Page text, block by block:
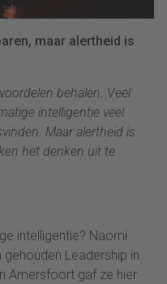
maar alertheid is
behalen. Veel
intelligentie veel
Maar alertheid is
het denken uit te
intelligentie? Naomi
Leadership in
Amersfoort gaf ze hier